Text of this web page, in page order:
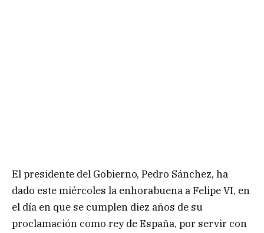
El presidente del Gobierno, Pedro Sánchez, ha
dado este miércoles la enhorabuena a Felipe VI, en
el día en que se cumplen diez años de su
proclamación como rey de España, por servir con